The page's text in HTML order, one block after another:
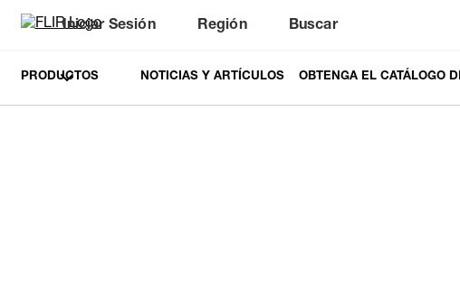
Iniciar Sesión Región Buscar
PRODUCTOS NOTICIAS Y ARTÍCULOS OBTENGA EL CATÁLOGO